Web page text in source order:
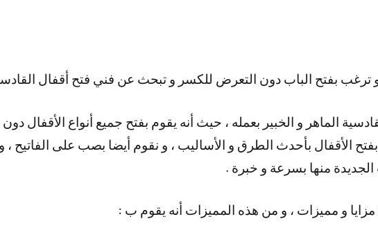
بفتح الباب دون التعرض للكسر و تبحث عن فني فتح أقفال
الماهر و الخبير بعمله ، حيث أنه يقوم بفتح جميع أنواع الأقفال دون
الأقفال بأحدث الطرق و الأساليب ، و نقوم أيضا بصب على الفاتيح ،
الجديدة منها بسرعة و خبرة .
مزايا و مميزات ، و من هذه المميزات أنه يقوم ب :